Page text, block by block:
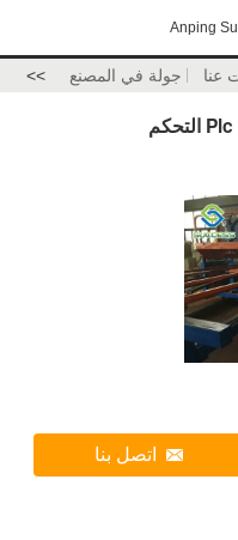
Anping
عنا جولة في المصنع >>
اتصل بنا